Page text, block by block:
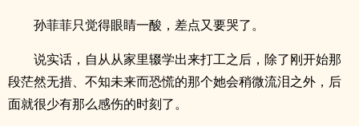
孙菲菲只觉得眼睛一酸，差点又要哭了。
说实话，自从从家里辍学出来打工之后，除了刚开始那
段茫然无措、不知未来而恐慌的那个她会稍微流泪之外，后
面就很少有那么感伤的时刻了。